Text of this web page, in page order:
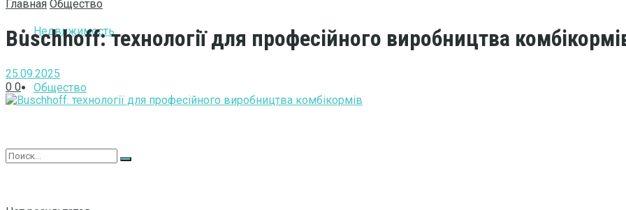
Недвижимость
Общество
Главная Общество
Buschhoff: технології для професійного виробництва
25.09.2025
0 0